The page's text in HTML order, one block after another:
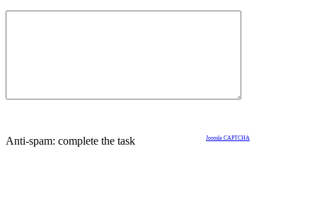
Anti-spam: complete the task Joomla CAPTCHA